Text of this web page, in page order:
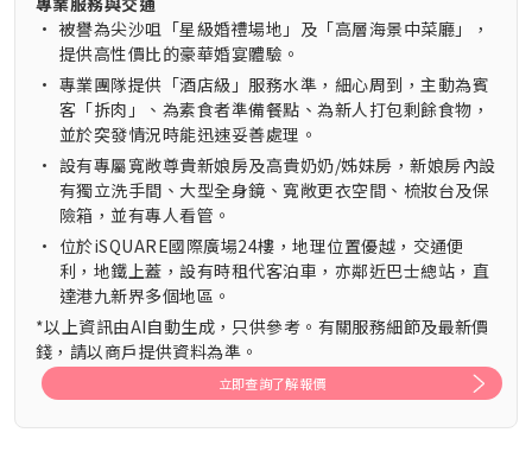
• 被譽為尖沙咀「星級婚禮場地」及「高層海景中菜廳」，
提供高性價比的豪華婚宴體驗。
• 專業團隊提供「酒店級」服務水準，細心周到，主動為賓
客「拆肉」、為素食者準備餐點、為新人打包剩餘食物，
並於突發情況時能迅速妥善處理。
• 設有專屬寬敞尊貴新娘房及高貴奶奶/姊妹房，新娘房內設
有獨立洗手間、大型全身鏡、寬敞更衣空間、梳妝台及保
險箱，並有專人看管。
• 位於iSQUARE國際廣場24樓，地理位置優越，交通便
利，地鐵上蓋，設有時租代客泊車，亦鄰近巴士總站，直
達港九新界多個地區。
*以上資訊由AI自動生成，只供參考。有關服務細節及最新價
錢，請以商戶提供資料為準。
立即查詢了解報價